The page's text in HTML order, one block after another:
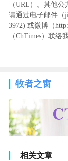
（URL）。其他
请通过电子邮件（
3972) ‬或微博（
（ChTimes）联络
牧者之窗
相关文章